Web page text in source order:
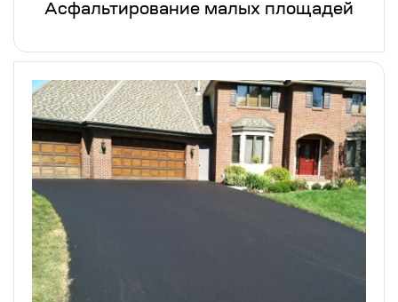
Асфальтирование малых площадей